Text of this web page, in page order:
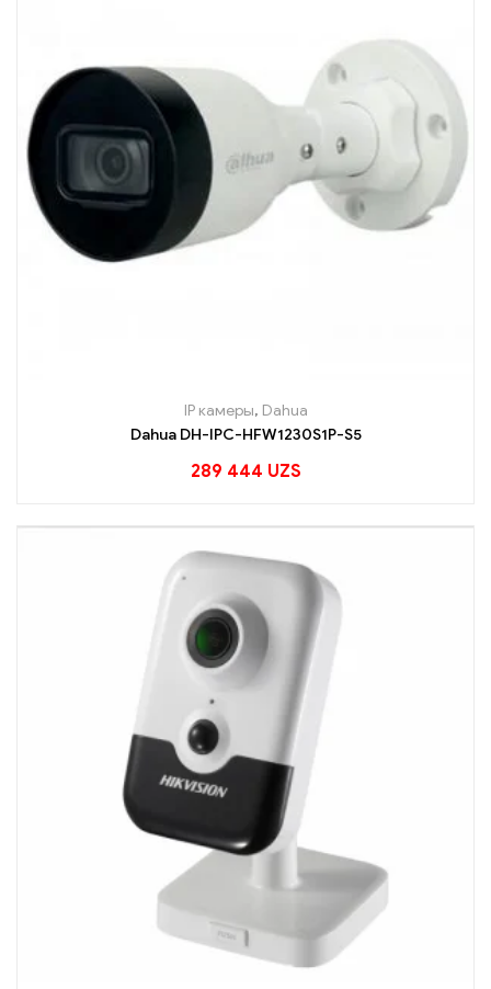
IP камеры, Dahua
Dahua DH-IPC-HFW1230S1P-S5
289 444 UZS